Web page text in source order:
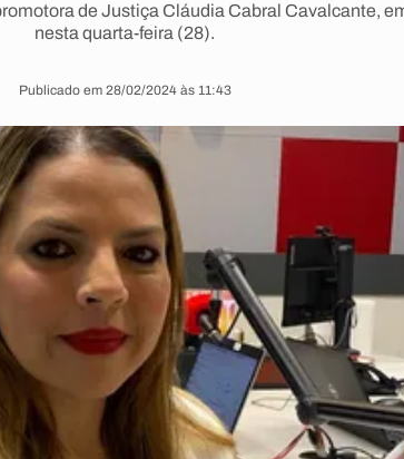
de Justiça Cláudia Cabral Cavalcante,
nesta quarta-feira (28).
Publicado em 28/02/2024 às 11:43